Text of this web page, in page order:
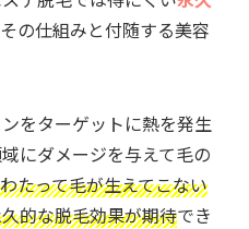
の仕組みと付随する美容
をターゲットに熱を発生
にダメージを与えて毛の
たって毛が生えてこない
的な脱毛効果が期待でき